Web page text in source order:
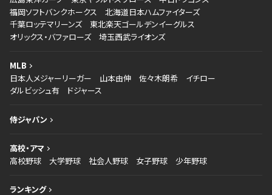
福岡ソフトバンクホークス
北海道日本ハムファイターズ
千葉ロッテマリーンズ
東北楽天ゴールデンイーグルス
オリックス・バファローズ
埼玉西武ライオンズ
MLB
日本人メジャーリーガー
山本由伸 佐々木朗希
イチロー
ダルビッシュ有
ドジャース
侍ジャパン
高校・アマ
高校野球
大学野球 社会人野球 女子野球 少年野球
ランキング